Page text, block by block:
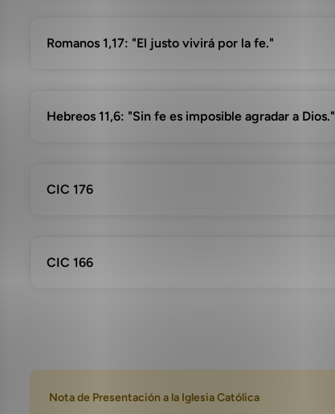
Romanos 1,17: "El justo vivirá por la fe."
Hebreos 11,6: "Sin fe es imposible agradar a Dios."
CIC 176
CIC 166
Nota de Presentación a la Iglesia Católica